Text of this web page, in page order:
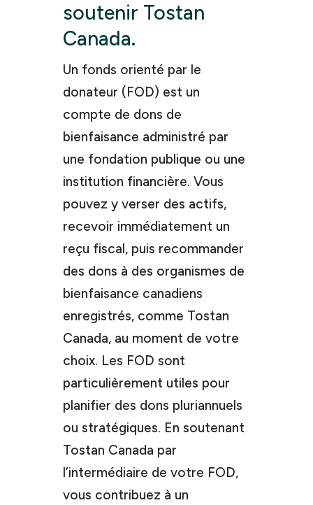
soutenir Tostan
Canada.
Un fonds orienté par le
donateur (FOD) est un
compte de dons de
bienfaisance administré par
une fondation publique ou une
institution financière. Vous
pouvez y verser des actifs,
recevoir immédiatement un
reçu fiscal, puis recommander
des dons à des organismes de
bienfaisance canadiens
enregistrés, comme Tostan
Canada, au moment de votre
choix. Les FOD sont
particulièrement utiles pour
planifier des dons pluriannuels
ou stratégiques. En soutenant
Tostan Canada par
l’intermédiaire de votre FOD,
vous contribuez à un